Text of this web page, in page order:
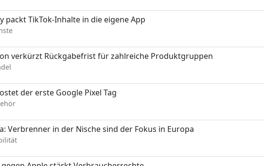
packt TikTok-Inhalte in die eigene App
verkürzt Rückgabefrist für zahlreiche Produktgruppen
der erste Google Pixel Tag
Verbrenner in der Nische sind der Fokus in Europa